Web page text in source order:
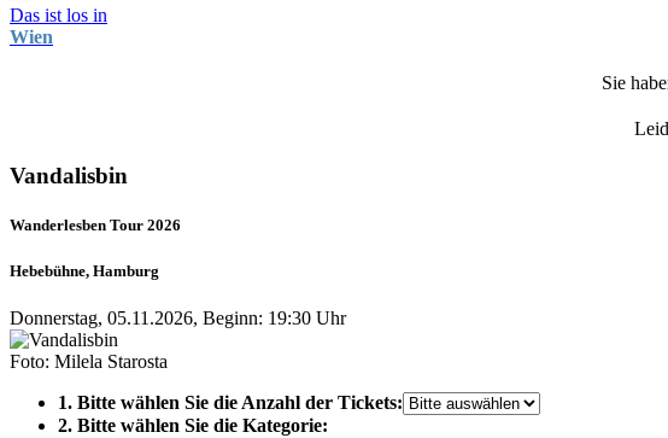
Das ist los in
Wien
Sie
Vandalisbin
Wanderlesben Tour 2026
Hebebühne, Hamburg
Donnerstag, 05.11.2026, Beginn: 19:30 Uhr
Foto: Milela Starosta
1. Bitte wählen Sie die Anzahl der Tickets:
2. Bitte wählen Sie die Kategorie: